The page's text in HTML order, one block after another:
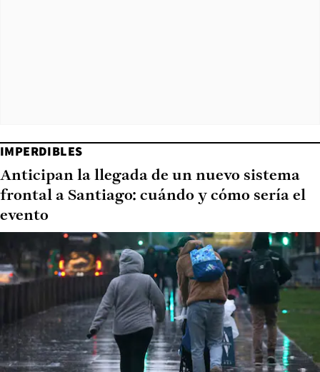
IMPERDIBLES
Anticipan la llegada de un nuevo sistema
frontal a Santiago: cuándo y cómo sería el
evento